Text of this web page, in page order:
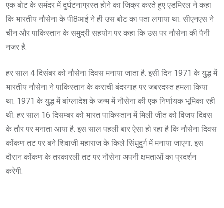
एक बोट के समंदर में दुर्घटनाग्रस्त होने का जिक्र करते हुए एडमिरल ने कहा
कि भारतीय नौसेना के पी8आई ने ही उस बोट का पता लगाया था. सीएनएस ने
चीन और पाकिस्तान के समुद्री सहयोग पर कहा कि उस पर नौसेना की पैनी
नजर है.
हर साल 4 दिसंबर को नौसेना दिवस मनाया जाता है. इसी दिन 1971 के युद्ध में
भारतीय नौसेना ने पाकिस्तान के कराची बंदरगाह पर जबरदस्त हमला किया
था. 1971 के युद्ध में बांग्लादेश के जन्म में नौसेना की एक निर्णायक भूमिका रही
थी. हर साल 16 दिसम्बर को भारत पाकिस्तान में मिली जीत को विजय दिवस
के तौर पर मनाता आया है. इस साल पहली बार ऐसा हो रहा है कि नौसेना दिवस
कोंकण तट पर बने शिवाजी महाराज के किले सिंधुदुर्ग में मनाया जाएगा. इस
दौरान कोंकण के तरकारली तट पर नौसेना अपनी क्षमताओं का प्रदर्शन
करेगी.